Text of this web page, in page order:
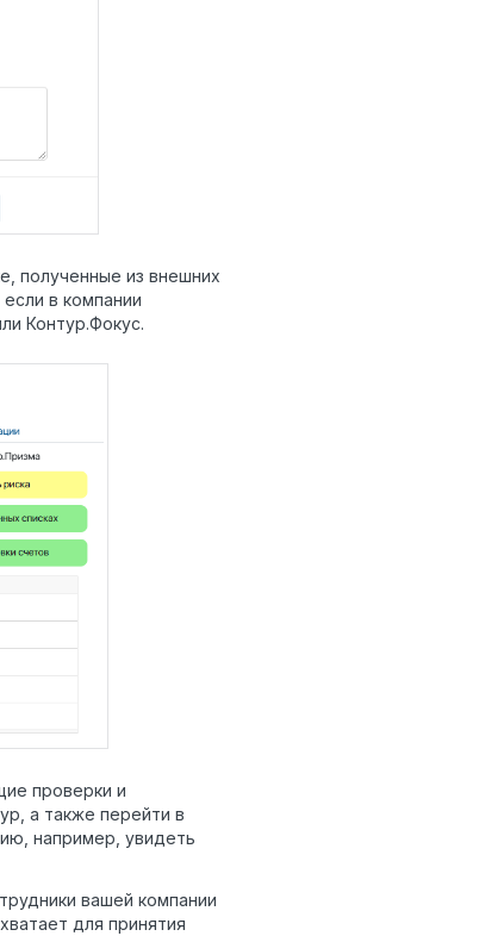
полученные из внешних
в компании
Контур.Фокус.
проверки и
а также перейти в
например, увидеть
вашей компании
для принятия